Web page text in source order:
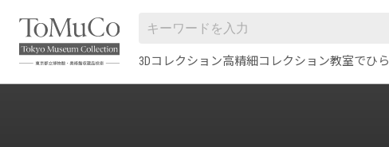
3Dコレクション高精細コレクション教室でひ